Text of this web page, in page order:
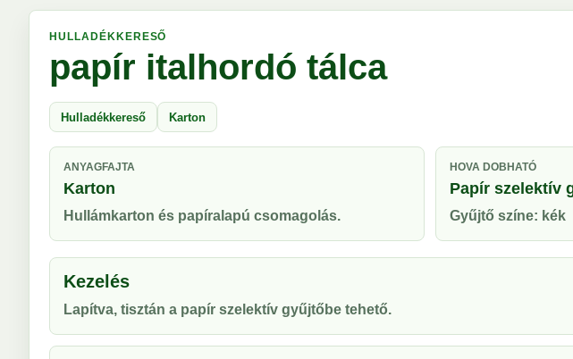
HULLADÉKKERESŐ
papír italhordó tálca
Hulladékkereső Karton
ANYAGFAJTA
Karton
Hullámkarton és papíralapú csomagolás.
HOVA DOBHATÓ
Papír szelektív
Gyűjtő színe: kék
Kezelés
Lapítva, tisztán a papír szelektív gyűjtőbe tehető.